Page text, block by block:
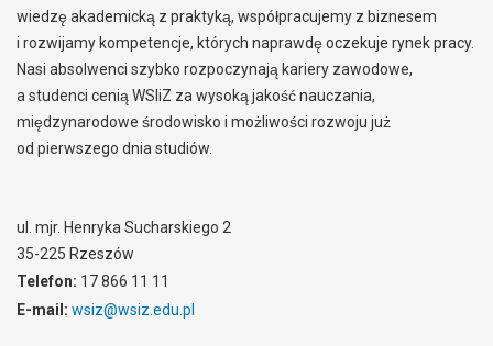
wiedzę akademicką z praktyką, współpracujemy z biznesem
i rozwijamy kompetencje, których naprawdę oczekuje rynek pracy.
Nasi absolwenci szybko rozpoczynają kariery zawodowe,
a studenci cenią WSIiZ za wysoką jakość nauczania,
międzynarodowe środowisko i możliwości rozwoju już
od pierwszego dnia studiów.
ul. mjr. Henryka Sucharskiego 2
35-225 Rzeszów
Telefon: 17 866 11 11
E-mail: wsiz@wsiz.edu.pl